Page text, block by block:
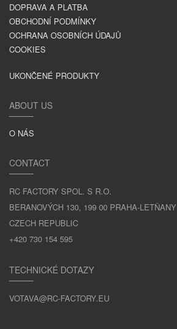
DOPRAVA A PLATBA
OBCHODNÍ PODMÍNKY
OCHRANA OSOBNÍCH ÚDAJŮ
COOKIES
UKONČENÉ PRODUKTY
ABOUT US
O NÁS
CONTACT
RC FACTORY SPOL. S R.O.
BERANOVÝCH 130, 199 00 PRAHA-LETŇANY
CZECH REPUBLIC
+420 730 154 595
TECHNICKÉ DOTAZY
VOTAVA@RC-FACTORY.EU